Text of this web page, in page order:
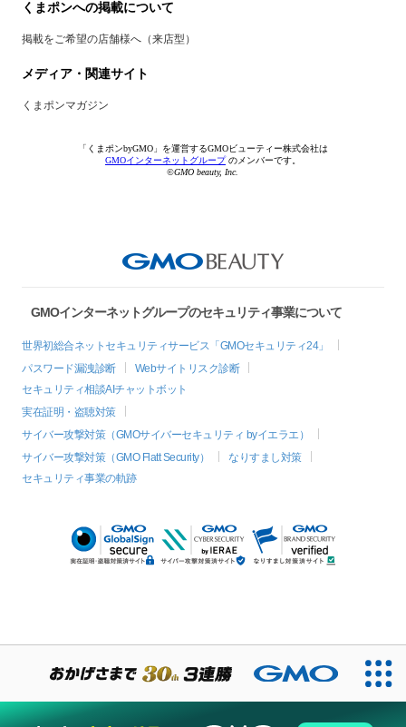
くまポンへの掲載について
掲載をご希望の店舗様へ（来店型）
メディア・関連サイト
くまポンマガジン
「くまポンbyGMO」を運営するGMOビューティー株式会社は
GMOインターネットグループのメンバーです。
©GMO beauty, Inc.
GMOインターネットグループのセキュリティ事業について
世界初総合ネットセキュリティサービス「GMOセキュリティ24」
パスワード漏洩診断
Webサイトリスク診断
セキュリティ相談AIチャットボット
実在証明・盗聴対策
サイバー攻撃対策（GMOサイバーセキュリティ byイエラエ）
サイバー攻撃対策（GMO Flatt Security）
なりすまし対策
セキュリティ事業の軌跡